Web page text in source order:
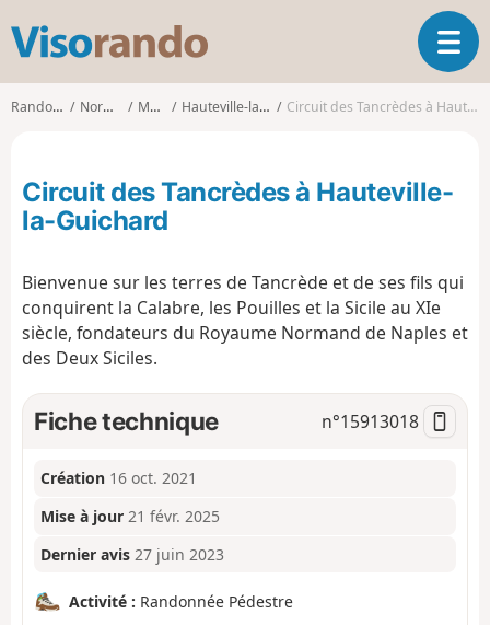
s
o
d
O
u
l
v
g
i
n
Randonnées Normandie Manche Hauteville-la-Guichard Circuit des Tancrèdes à Hauteville-la-Guichard
Circuit des Tancrèdes à Hauteville-
la-Guichard
Bienvenue sur les terres de Tancrède et de ses fils qui
conquirent la Calabre, les Pouilles et la Sicile au XIe
siècle, fondateurs du Royaume Normand de Naples et
des Deux Siciles.
Fiche technique n°15913018
Création 16 oct. 2021
Mise à jour 21 févr. 2025
Dernier avis 27 juin 2023
Activité : Randonnée Pédestre